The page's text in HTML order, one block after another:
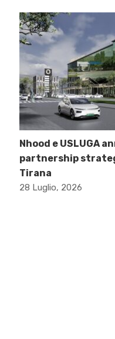
Nhood e USLUGA
partnership
Tirana
28 Luglio, 2026